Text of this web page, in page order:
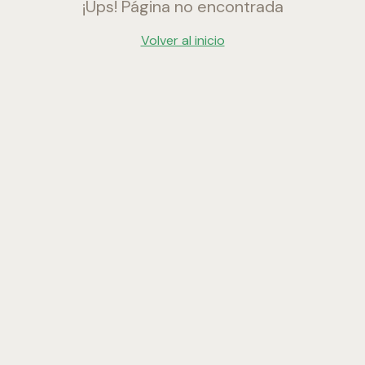
¡Ups! Página no encontrada
Volver al inicio